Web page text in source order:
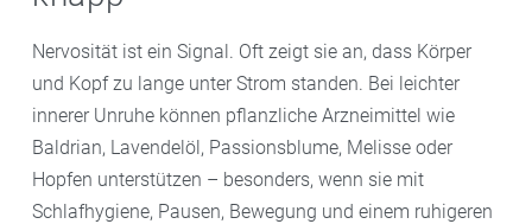
Nervosität ist ein Signal. Oft zeigt sie an, dass Körper
und Kopf zu lange unter Strom standen. Bei leichter
innerer Unruhe können pflanzliche Arzneimittel wie
Baldrian, Lavendelöl, Passionsblume, Melisse oder
Hopfen unterstützen – besonders, wenn sie mit
Schlafhygiene, Pausen, Bewegung und einem ruhigeren